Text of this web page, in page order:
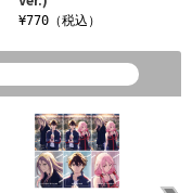
¥770（税込）